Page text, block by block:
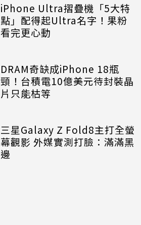
iPhone Ultra摺疊機「5大特
點」配得起Ultra名字！果粉
看完更心動
DRAM奇缺成iPhone 18瓶
頸！台積電10億美元待封裝晶
片只能枯等
三星Galaxy Z Fold8主打全螢
幕觀影 外媒實測打臉：滿滿黑
邊